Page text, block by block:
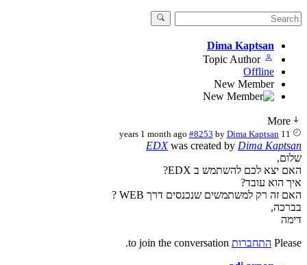
Dima Kaptsan
Topic Author
Offline
New Member
More
11 years 1 month ago
#8253 by Dima Kaptsan
EDXwas created by Dima Kaptsan
שלום,
האם יצא לכם להשתמש ב EDX?
איך הוא עובד?
האם זה רק למשתמשים שנכנסים דרך WEB ?
בברכה,
דימה
Please התחברות